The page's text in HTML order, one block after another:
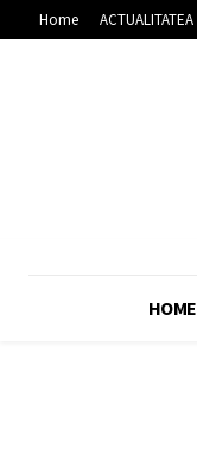
Home ACTUALITATEA
HOME